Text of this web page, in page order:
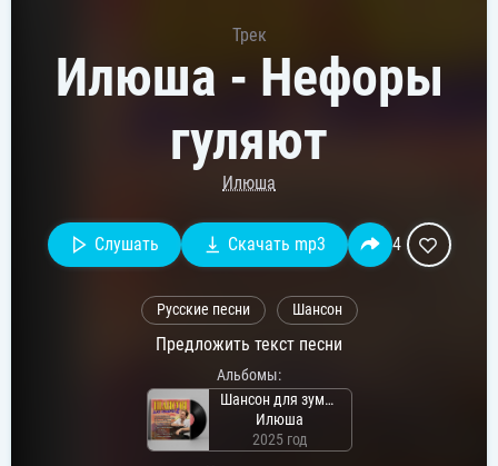
Трек
Илюша - Нефоры
гуляют
Илюша
Слушать Скачать mp3 4
Русские песни Шансон
Предложить текст песни
Альбомы:
Шансон для зумеров 2
Илюша
2025 год